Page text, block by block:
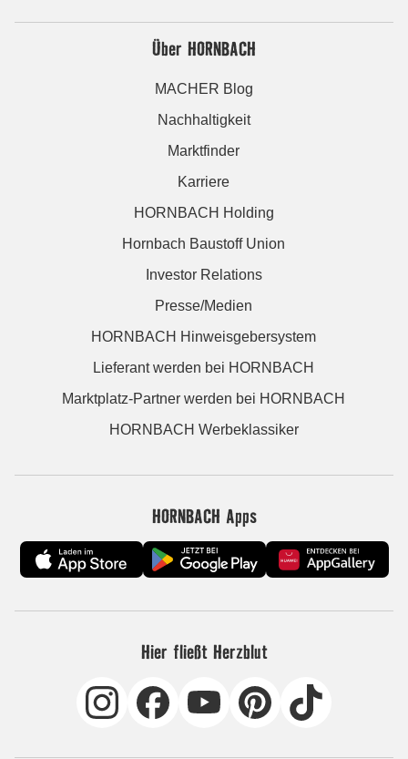
Über HORNBACH
MACHER Blog
Nachhaltigkeit
Marktfinder
Karriere
HORNBACH Holding
Hornbach Baustoff Union
Investor Relations
Presse/Medien
HORNBACH Hinweisgebersystem
Lieferant werden bei HORNBACH
Marktplatz-Partner werden bei HORNBACH
HORNBACH Werbeklassiker
HORNBACH Apps
Hier fließt Herzblut